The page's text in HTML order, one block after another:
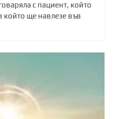
с пациент, който
който ще навлезе във